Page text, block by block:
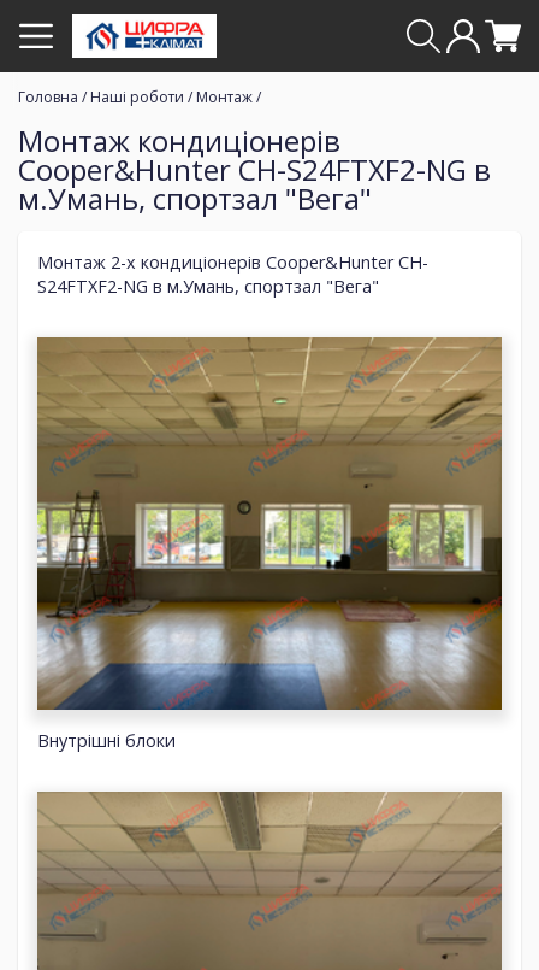
Головна / Наші роботи / Монтаж/
Монтаж кондиціонерів
Cooper&Hunter CH-S24FTXF2-NG в
м.Умань, спортзал "Вега"
Монтаж 2-х кондиціонерів Cooper&Hunter CH-
S24FTXF2-NG в м.Умань, спортзал "Вега"
Внутрішні блоки